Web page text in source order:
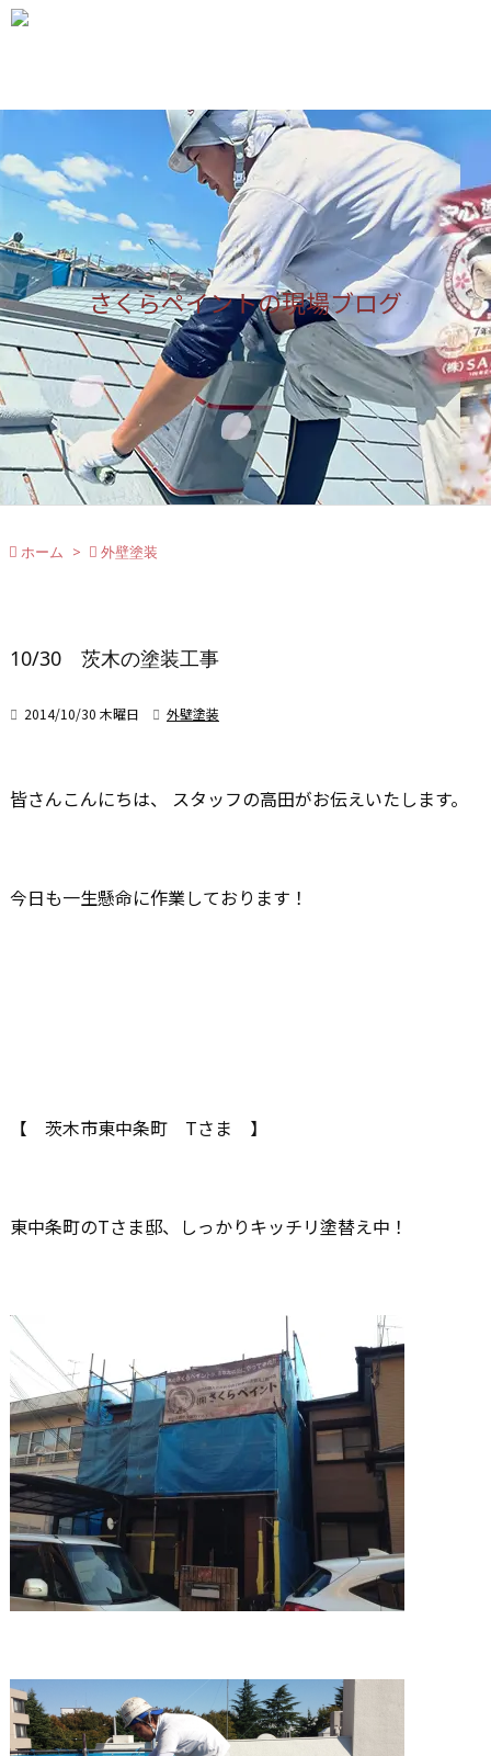
さくらペイントの現場ブログ
サイド
前へ

次へ

検索
 ホーム >  外壁塗装
10/30 茨木の塗装工事
 2014/10/30 木曜日  外壁塗装
皆さんこんにちは、 スタッフの高田がお伝えいたします。
今日も一生懸命に作業しております！
【 茨木市東中条町 Tさま 】
東中条町のTさま邸、しっかりキッチリ塗替え中！